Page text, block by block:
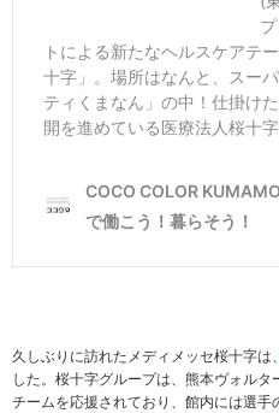
久しぶりに訪れたメディメッセ桜十字は、
した。桜十字グループは、熊本ヴォル
チームを応援されており、館内には選手